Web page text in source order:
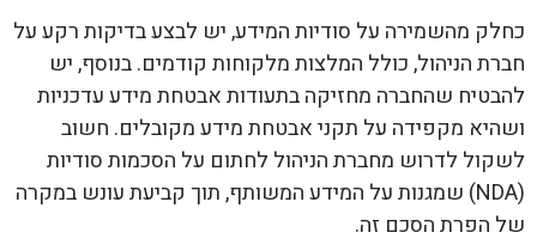
כחלק מהשמירה על סודיות המידע, יש לבצע בדיקות רקע על
חברת הניהול, כולל המלצות מלקוחות קודמים. בנוסף, יש
להבטיח שהחברה מחזיקה בתעודות אבטחת מידע עדכניות
ושהיא מקפידה על תקני אבטחת מידע מקובלים. חשוב
לשקול לדרוש מחברת הניהול לחתום על הסכמות סודיות
(NDA) שמגנות על המידע המשותף, תוך קביעת עונש במקרה
של הפרת הסכם זה.